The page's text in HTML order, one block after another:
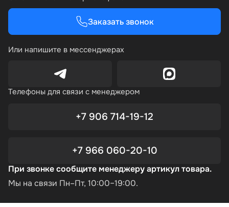
Заказать звонок
Или напишите в мессенджерах
Телефоны для связи с менеджером
+7 906 714-19-12
+7 966 060-20-10
При звонке сообщите менеджеру артикул товара.
Мы на связи Пн–Пт, 10:00–19:00.